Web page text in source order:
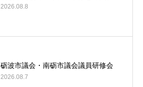
2026.08.8
砺波市議会・南砺市議会議員研修会
2026.08.7